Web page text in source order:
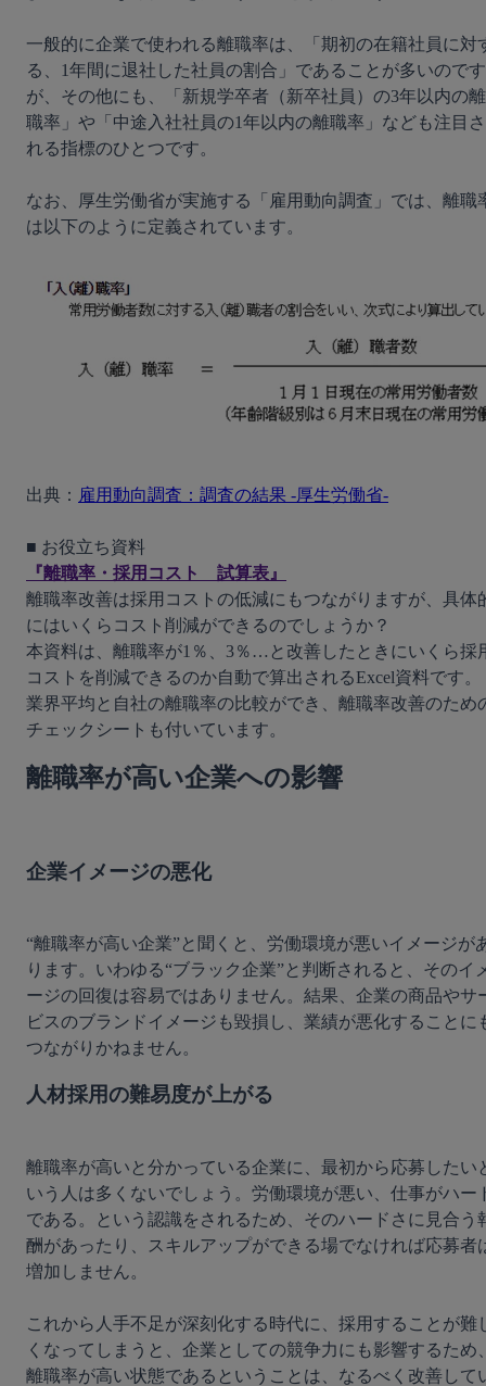
一般的に企業で使われる離職率は、「期初の在籍社員に対
る、1年間に退社した社員の割合」であることが多いのです
が、その他にも、「新規学卒者（新卒社員）の3年以内の離
職率」や「中途入社社員の1年以内の離職率」なども注目さ
れる指標のひとつです。
なお、厚生労働省が実施する「雇用動向調査」では、離職
は以下のように定義されています。
出典： 雇用動向調査：調査の結果 -厚生労働省-
『離職率・採用コスト　試算表』
離職率改善は採用コストの低減にもつながりますが、具体
にはいくらコスト削減ができるのでしょうか？
本資料は、離職率が1％、3％…と改善したときにいくら採
コストを削減できるのか自動で算出されるExcel資料です。
業界平均と自社の離職率の比較ができ、離職率改善のため
チェックシートも付いています。
離職率が高い企業への影響
企業イメージの悪化
“離職率が高い企業”と聞くと、労働環境が悪いイメージが
ります。いわゆる“ブラック企業”と判断されると、そのイ
ージの回復は容易ではありません。結果、企業の商品やサ
ビスのブランドイメージも毀損し、業績が悪化することに
人材採用の難易度が上がる
離職率が高いと分かっている企業に、最初から応募したい
いう人は多くないでしょう。労働環境が悪い、仕事がハー
である。という認識をされるため、そのハードさに見合う
酬があったり、スキルアップができる場でなければ応募者
増加しません。
これから人手不足が深刻化する時代に、採用することが難
くなってしまうと、企業としての競争力にも影響するため
離職率が高い状態であるということは、なるべく改善して